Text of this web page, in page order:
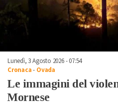
Lunedì, 3 Agosto 2026 - 07:54
Cronaca- Ovada
Le immagini del
Mornese